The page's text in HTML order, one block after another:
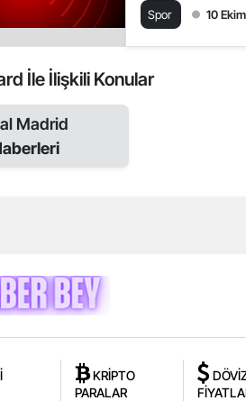
Spor 10
İle İlişkili Konular
Madrid
KRİPTO
PARALAR